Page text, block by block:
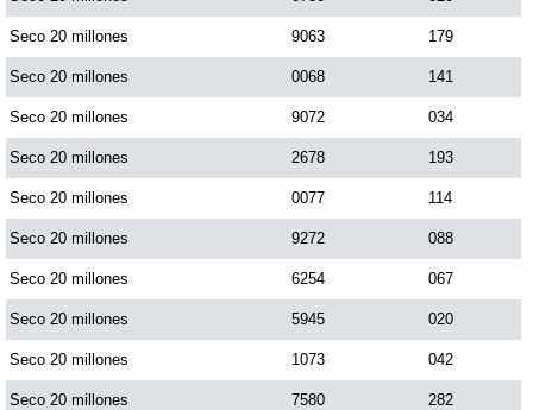
Seco 20 millones 9063 179
Seco 20 millones 0068 141
Seco 20 millones 9072 034
Seco 20 millones 2678 193
Seco 20 millones 0077 114
Seco 20 millones 9272 088
Seco 20 millones 6254 067
Seco 20 millones 5945 020
Seco 20 millones 1073 042
Seco 20 millones 7580 282